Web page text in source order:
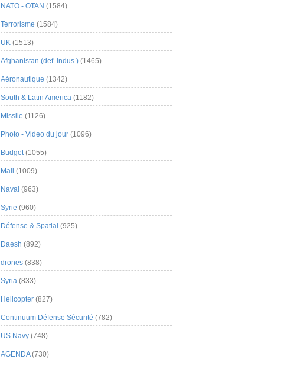
NATO - OTAN (1584)
Terrorisme (1584)
UK (1513)
Afghanistan (def. indus.) (1465)
Aéronautique (1342)
South & Latin America (1182)
Missile (1126)
Photo - Video du jour (1096)
Budget(1055)
Mali (1009)
Naval (963)
Syrie (960)
Défense & Spatial (925)
Daesh (892)
drones (838)
Syria (833)
Helicopter (827)
Continuum Défense Sécurité (782)
US Navy (748)
AGENDA(730)